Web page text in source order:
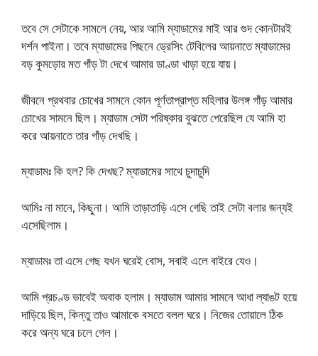
তবে সে সেটাকে সামলে নেয়, আর আমি ম্যাডামের মাই আর গুদ কোনটারই
দর্শন পাইনা। তবে ম্যাডামের পিছনে ড্রেসিং টেবিলের আয়নাতে ম্যাডামের
বড় কুমড়োর মত গাঁড় টা দেখে আমার ডাণ্ডা খাড়া হয়ে যায়।
জীবনে প্রথবার চোখের সামনে কোন পূর্ণতাপ্রাপ্ত মহিলার উলঙ্গ গাঁড় আমার
চোখের সামনে ছিল। ম্যাডাম সেটা পরিষ্কার বুঝতে পেরেছিল যে আমি হা
করে আয়নাতে তার গাঁড় দেখছি।
ম্যাডামঃ কি হল? কি দেখছ? ম্যাডামের সাথে চুদাচুদি
আমিঃ না মানে, কিছুনা। আমি তাড়াতাড়ি এসে গেছি তাই সেটা বলার জন্যই
এসেছিলাম।
ম্যাডামঃ তা এসে গেছ যখন ঘরেই বোস, সবাই এলে বাইরে যেও।
আমি প্রচণ্ড ভাবেই অবাক হলাম। ম্যাডাম আমার সামনে আধা ল্যাঙট হয়ে
দাড়িয়ে ছিল, কিন্তু তাও আমাকে বসতে বলল ঘরে। নিজের তোয়ালে ঠিক
করে অন্য ঘরে চলে গেল।